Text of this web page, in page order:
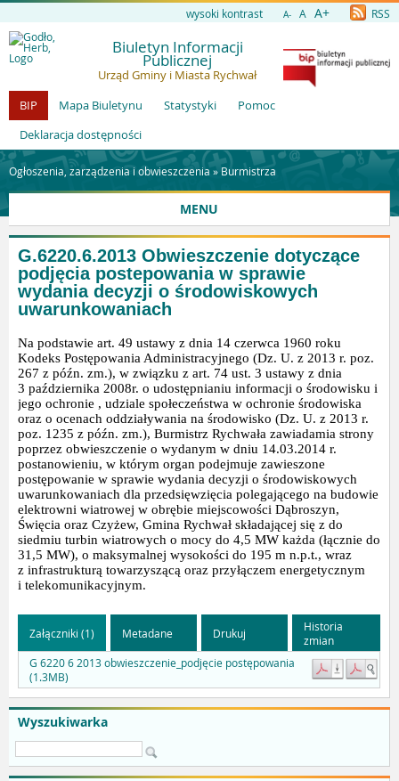
wysoki kontrast A- A A+ RSS
Biuletyn Informacji
Publicznej
Urząd Gminy i Miasta Rychwał
BIP
Mapa Biuletynu Statystyki
Pomoc
Deklaracja dostępności
Ogłoszenia, zarządzenia i obwieszczenia » Burmistrza
MENU
Wyszukiwarka
G.6220.6.2013 Obwieszczenie dotyczące
podjęcia postepowania w sprawie
wydania decyzji o środowiskowych
uwarunkowaniach
Na podstawie art. 49 ustawy z dnia 14 czerwca 1960 roku
Kodeks Postępowania Administracyjnego (Dz. U. z 2013 r. poz.
267 z późn. zm.), w związku z art. 74 ust. 3 ustawy z dnia
3 października 2008r. o udostępnianiu informacji o środowisku i
jego ochronie , udziale społeczeństwa w ochronie środowiska
oraz o ocenach oddziaływania na środowisko (Dz. U. z 2013 r.
poz. 1235 z późn. zm.), Burmistrz Rychwała zawiadamia strony
poprzez obwieszczenie o wydanym w dniu 14.03.2014 r.
postanowieniu, w którym organ podejmuje zawieszone
postępowanie w sprawie wydania decyzji o środowiskowych
uwarunkowaniach dla przedsięwzięcia polegającego na budowie
elektrowni wiatrowej w obrębie miejscowości Dąbroszyn,
Święcia oraz Czyżew, Gmina Rychwał składającej się z do
siedmiu turbin wiatrowych o mocy do 4,5 MW każda (łącznie do
31,5 MW), o maksymalnej wysokości do 195 m n.p.t., wraz
z infrastrukturą towarzyszącą oraz przyłączem energetycznym
i telekomunikacyjnym.
Załączniki (1) Metadane Drukuj
Historia
zmian
G 6220 6 2013 obwieszczenie_podjęcie postępowania
(1.3MB)